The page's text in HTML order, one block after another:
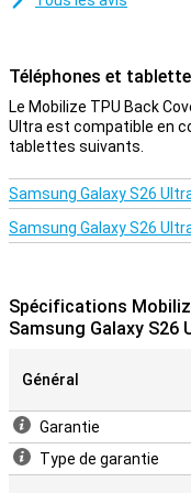
Téléphones et
Le Mobilize TPU Back
Ultra est compatible en
tablettes suivants.
Samsung Galaxy S26
Samsung Galaxy S26
Spécifications
Samsung Galaxy S26
Général
Garantie
Type de garantie